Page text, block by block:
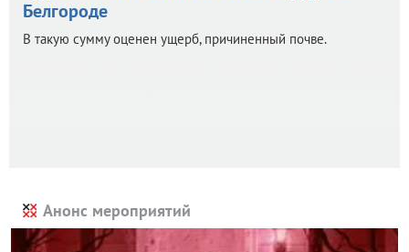
Белгороде
В такую сумму оценен ущерб, причиненный почве.
Анонс мероприятий